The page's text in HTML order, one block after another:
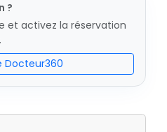
?
et activez la réservation
Docteur360